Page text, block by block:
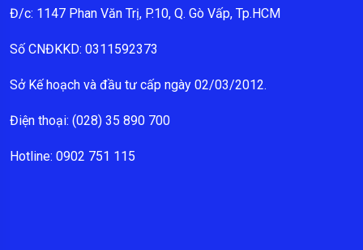
Đ/c: 1147 Phan Văn Trị, P.10, Q. Gò Vấp, Tp.HCM
Số CNĐKKD: 0311592373
Sở Kế hoạch và đầu tư cấp ngày 02/03/2012.
Điện thoại: (028) 35 890 700
Hotline: 0902 751 115